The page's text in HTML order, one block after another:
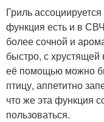
Гриль
функция есть и в
более сочной и
быстро, с
её помощью можно
птицу, аппетитно
что же эта функция
пользоваться.